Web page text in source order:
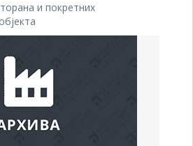
и покретних